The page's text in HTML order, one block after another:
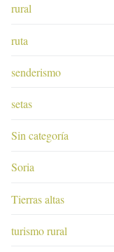
rural
ruta
senderismo
setas
Sin categoría
Soria
Tierras altas
turismo rural